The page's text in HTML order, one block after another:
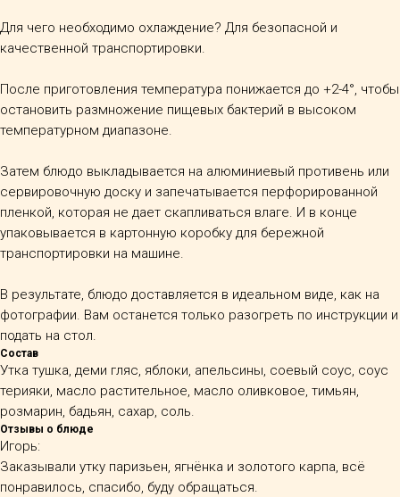
Для чего необходимо охлаждение? Для безопасной и
качественной транспортировки.
После приготовления температура понижается до +2-4°, чтобы
остановить размножение пищевых бактерий в высоком
температурном диапазоне.
Затем блюдо выкладывается на алюминиевый противень или
сервировочную доску и запечатывается перфорированной
пленкой, которая не дает скапливаться влаге. И в конце
упаковывается в картонную коробку для бережной
транспортировки на машине.
В результате, блюдо доставляется в идеальном виде, как на
фотографии. Вам останется только разогреть по инструкции и
подать на стол.
Состав
Утка тушка, деми гляс, яблоки, апельсины, соевый соус, соус
терияки, масло растительное, масло оливковое, тимьян,
розмарин, бадьян, сахар, соль.
Отзывы о блюде
Игорь:
Заказывали утку паризьен, ягнёнка и золотого карпа, всё
понравилось, спасибо, буду обращаться.